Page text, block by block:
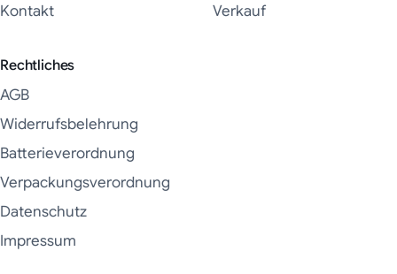
Kontakt
Verkauf
Rechtliches
AGB
Widerrufsbelehrung
Batterieverordnung
Verpackungsverordnung
Datenschutz
Impressum